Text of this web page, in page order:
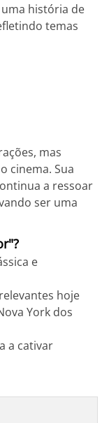
história de
temas
mas
cinema. Sua
a ressoar
ser uma
e
hoje
York dos
a cativar